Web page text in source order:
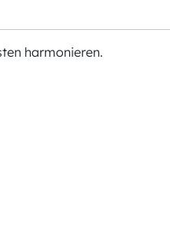
harmonieren.